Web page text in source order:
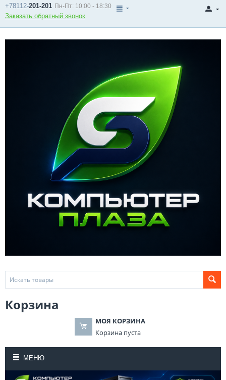
+78112-201-201 Пн-Пт: 10:00 - 18:30
Заказать обратный звонок
Корзина
МОЯ КОРЗИНА
Корзина пуста
МЕНЮ